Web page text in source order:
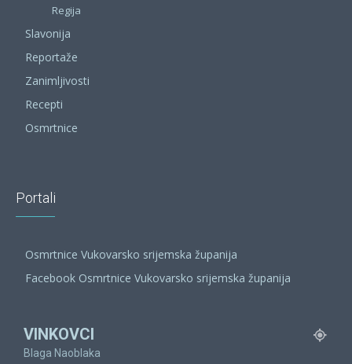
Regija
Slavonija
Reportaže
Zanimljivosti
Recepti
Osmrtnice
Portali
Osmrtnice Vukovarsko srijemska županija
Facebook Osmrtnice Vukovarsko srijemska županija
VINKOVCI
Blaga Naoblaka